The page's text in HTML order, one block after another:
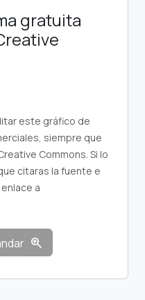
gratuita
este gráfico de
siempre que
Commons. Si lo
citaras la fuente e
a
zoom_in